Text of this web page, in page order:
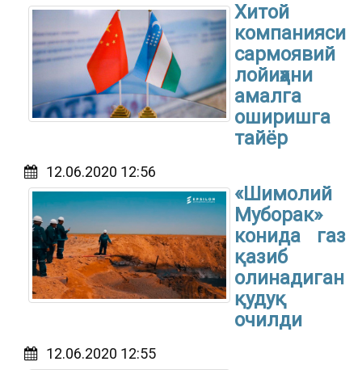
Хитой
компанияси
сармоявий
лойиҳани
амалга
оширишга
тайёр
12.06.2020 12:56
«Шимолий
Муборак»
конида газ
қазиб
олинадиган
қудуқ
очилди
12.06.2020 12:55